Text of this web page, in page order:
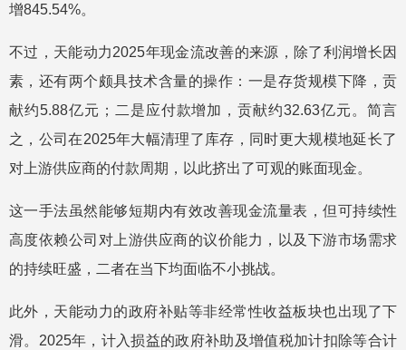
增845.54%。
不过，天能动力2025年现金流改善的来源，除了利润增长因
素，还有两个颇具技术含量的操作：一是存货规模下降，贡
献约5.88亿元；二是应付款增加，贡献约32.63亿元。简言
之，公司在2025年大幅清理了库存，同时更大规模地延长了
对上游供应商的付款周期，以此挤出了可观的账面现金。
这一手法虽然能够短期内有效改善现金流量表，但可持续性
高度依赖公司对上游供应商的议价能力，以及下游市场需求
的持续旺盛，二者在当下均面临不小挑战。
此外，天能动力的政府补贴等非经常性收益板块也出现了下
滑。2025年，计入损益的政府补助及增值税加计扣除等合计